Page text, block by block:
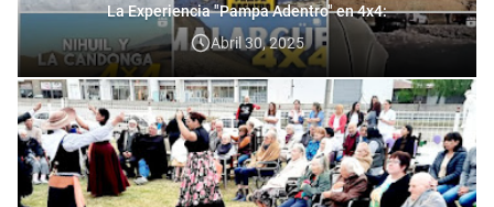
La Experiencia "Pampa Adentro" en 4x4:
Abril 30, 2025